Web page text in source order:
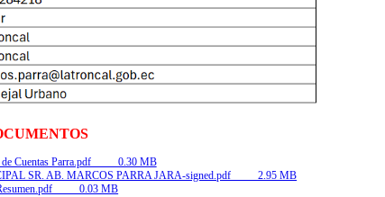
de Cuentas Parra.pdf 0.30 MB
SR. AB. MARCOS PARRA JARA-signed.pdf 2.95 MB
Resumen.pdf 0.03 MB